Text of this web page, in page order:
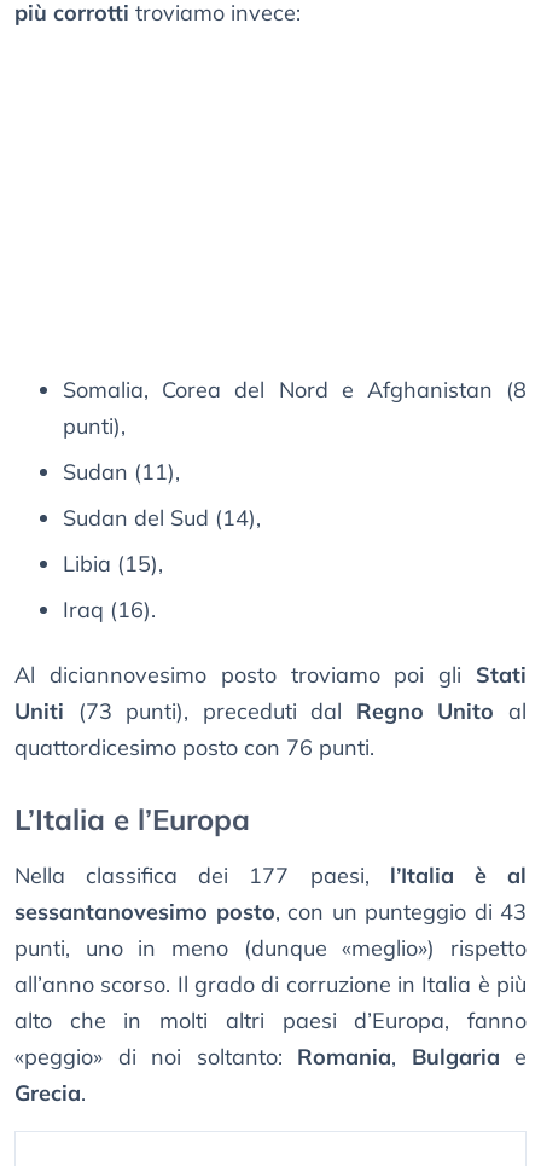
più corrotti troviamo invece:
Somalia, Corea del Nord e Afghanistan (8
punti),
Sudan (11),
Sudan del Sud (14),
Libia (15),
Iraq (16).
Al diciannovesimo posto troviamo poi gli Stati
Uniti (73 punti), preceduti dal Regno Unito al
quattordicesimo posto con 76 punti.
L’Italia e l’Europa
Nella classifica dei 177 paesi, l’Italia è al
sessantanovesimo posto, con un punteggio di 43
punti, uno in meno (dunque «meglio») rispetto
all’anno scorso. Il grado di corruzione in Italia è più
alto che in molti altri paesi d’Europa, fanno
«peggio» di noi soltanto: Romania, Bulgaria e
Grecia.